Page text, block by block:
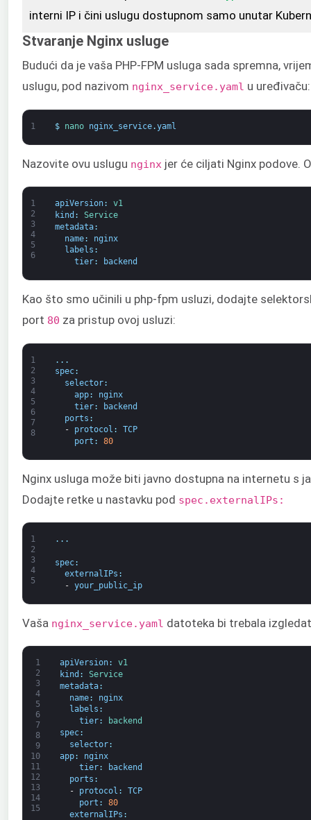
interni IP i čini uslugu dostupnom samo unutar
Stvaranje Nginx usluge
Budući da je vaša PHP-FPM usluga sada spremna,
uslugu, pod nazivom nginx_service.yaml u uređivaču:
1 $ nano nginx_service.yaml
Nazovite ovu uslugu nginx jer će ciljati Nginx podove.
1
2
3
4
5
6
apiVersion:
v1
kind :
Service
metadata:
name:
nginx
labels :
tier: backend
Kao što smo učinili u php-fpm usluzi, dodajte
port 80 za pristup ovoj usluzi:
1
2
3
4
5
6
7
8
. . .
spec:
selector:
app:
nginx
tier:
backend
ports :
-
protocol :
TCP
port : 80
Nginx usluga može biti javno dostupna na internetu s
Dodajte retke u nastavku pod spec.externalIPs:
1
2
3
4
5
. . .
spec:
externalIPs :
- your_public_ip
Vaša nginx_service.yaml datoteka bi trebala
1
2
3
4
5
6
7
8
9
10
11
12
13
14
15
apiVersion:
v1
kind :
Service
metadata:
name:
nginx
labels :
tier:
backend
spec:
selector:
app:
nginx
tier:
backend
ports :
-
protocol :
TCP
port :
80
externalIPs :